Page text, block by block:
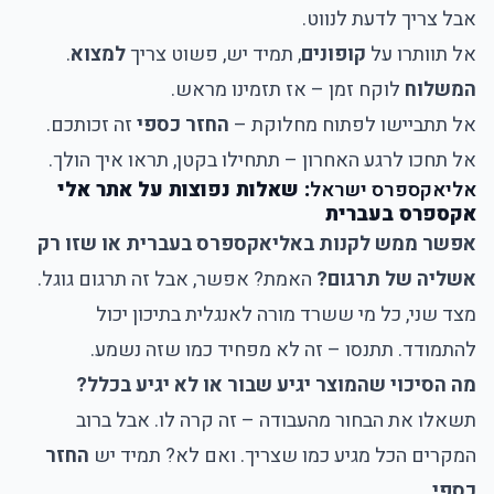
אבל צריך לדעת לנווט.
אל תוותרו על קופונים, תמיד יש, פשוט צריךלמצוא.
המשלוח לוקח זמן – אז תזמינו מראש.
אל תתביישו לפתוח מחלוקת – החזר כספיזה זכותכם.
אל תחכו לרגע האחרון – תתחילו בקטן, תראו איך הולך.
אליאקספרס ישראל: שאלות נפוצות על אתר אלי
אקספרס בעברית
אפשר ממש לקנות באליאקספרס בעברית או שזו רק
אשליה של תרגום? האמת? אפשר, אבל זה תרגום גוגל.
מצד שני, כל מי ששרד מורה לאנגלית בתיכון יכול
להתמודד. תתנסו – זה לא מפחיד כמו שזה נשמע.
מה הסיכוי שהמוצר יגיע שבור או לא יגיע בכלל?
תשאלו את הבחור מהעבודה – זה קרה לו. אבל ברוב
המקרים הכל מגיע כמו שצריך. ואם לא? תמיד יש החזר